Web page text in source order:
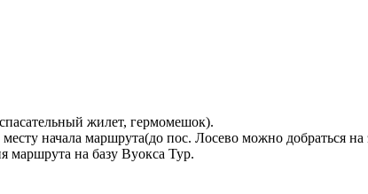
жилет, гермомешок).
начала маршрута(до пос. Лосево можно добраться
маршрута на базу Вуокса Тур.